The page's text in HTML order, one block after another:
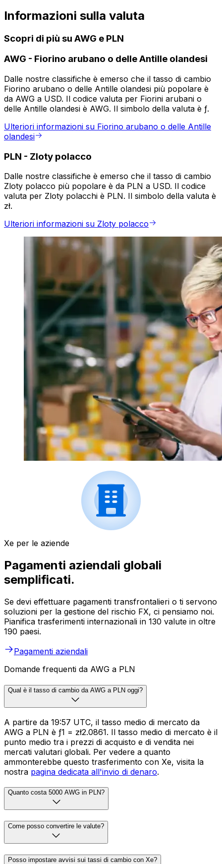
Informazioni sulla valuta
Scopri di più su AWG e PLN
AWG - Fiorino arubano o delle Antille olandesi
Dalle nostre classifiche è emerso che il tasso di cambio
Fiorino arubano o delle Antille olandesi più popolare è
da AWG a USD. Il codice valuta per Fiorini arubani o
delle Antille olandesi è AWG. Il simbolo della valuta è ƒ.
Ulteriori informazioni su Fiorino arubano o delle Antille
olandesi
PLN - Zloty polacco
Dalle nostre classifiche è emerso che il tasso di cambio
Zloty polacco più popolare è da PLN a USD. Il codice
valuta per Zloty polacchi è PLN. Il simbolo della valuta è
zł.
Ulteriori informazioni su Zloty polacco
Xe per le aziende
Pagamenti aziendali globali
semplificati.
Se devi effettuare pagamenti transfrontalieri o ti servono
soluzioni per la gestione del rischio FX, ci pensiamo noi.
Pianifica trasferimenti internazionali in 130 valute in oltre
190 paesi.
Pagamenti aziendali
Domande frequenti da AWG a PLN
Qual è il tasso di cambio da AWG a PLN oggi?
A partire da 19:57 UTC, il tasso medio di mercato da
AWG a PLN è ƒ1 = zł2.0861. Il tasso medio di mercato è il
punto medio tra i prezzi di acquisto e di vendita nei
mercati valutari globali. Per vedere a quanto
ammonterebbe questo trasferimento con Xe, visita la
nostra pagina dedicata all'invio di denaro.
Quanto costa 5000 AWG in PLN?
Come posso convertire le valute?
Posso impostare avvisi sui tassi di cambio con Xe?